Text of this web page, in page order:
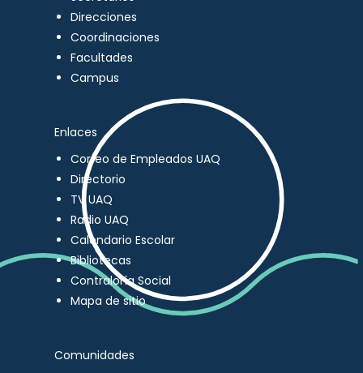
Direcciones
Coordinaciones
Facultades
Campus
Enlaces
Correo de Empleados UAQ
Directorio
TV UAQ
Radio UAQ
Calendario Escolar
Bibliotecas
Contraloría Social
Mapa de sitio
Comunidades